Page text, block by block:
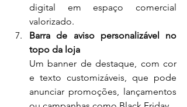
digital em espaço comercial
valorizado.
Barra de aviso personalizável no
topo da loja
Um banner de destaque, com cor
e texto customizáveis, que pode
anunciar promoções, lançamentos